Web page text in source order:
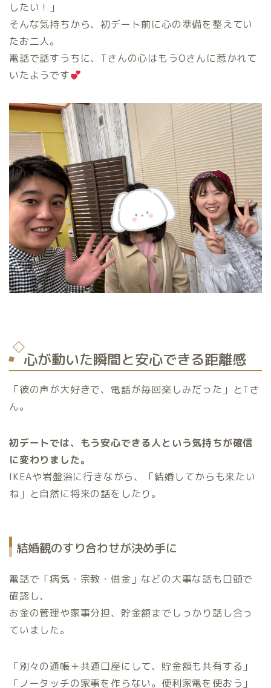
したい！」
そんな気持ちから、初デート前に心の準備を整えてい
たお二人。
電話で話すうちに、Tさんの心はもうOさんに惹かれて
いたようです
心が動いた瞬間と安心できる距離感
「彼の声が大好きで、電話が毎回楽しみだった」とTさ
ん。
初デートでは、もう安心できる人という気持ちが確信
に変わりました。
IKEAや岩盤浴に行きながら、「結婚してからも来たい
ね」と自然に将来の話をしたり。
結婚観のすり合わせが決め手に
電話で「病気・宗教・借金」などの大事な話も口頭で
確認し、
お金の管理や家事分担、貯金額までしっかり話し合っ
ていました。
「別々の通帳＋共通口座にして、貯金額も共有する」
「ノータッチの家事を作らない。便利家電を使おう」